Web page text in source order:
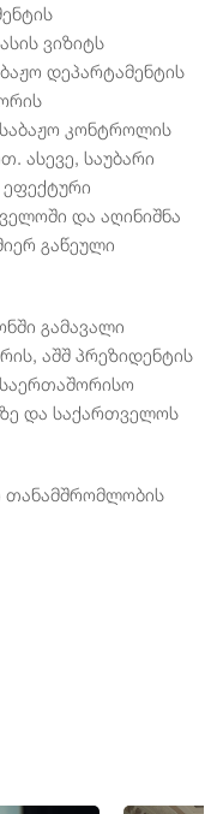
ვიზიტს
დეპარტამენტის
კონტროლის
ასევე, საუბარი
ეფექტური
და აღინიშნა
გაწეული
გამავალი
აშშ პრეზიდენტის
და საქართველოს
თანამშრომლობის